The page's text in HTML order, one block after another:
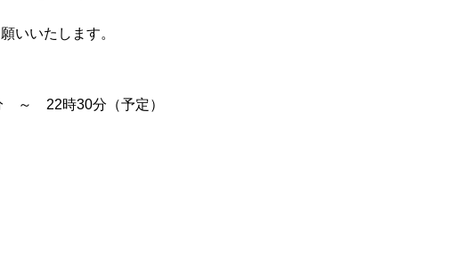
いいたします。
～ 22時30分（予定）